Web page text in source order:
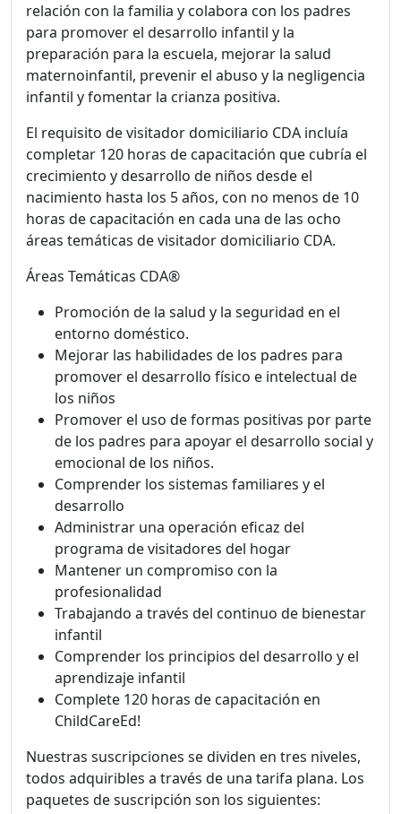
relación con la familia y colabora con los padres
para promover el desarrollo infantil y la
preparación para la escuela, mejorar la salud
maternoinfantil, prevenir el abuso y la negligencia
infantil y fomentar la crianza positiva.
El requisito de visitador domiciliario CDA incluía
completar 120 horas de capacitación que cubría el
crecimiento y desarrollo de niños desde el
nacimiento hasta los 5 años, con no menos de 10
horas de capacitación en cada una de las ocho
áreas temáticas de visitador domiciliario CDA.
Áreas Temáticas CDA®
Promoción de la salud y la seguridad en el
entorno doméstico.
Mejorar las habilidades de los padres para
promover el desarrollo físico e intelectual de
los niños
Promover el uso de formas positivas por parte
de los padres para apoyar el desarrollo social y
emocional de los niños.
Comprender los sistemas familiares y el
desarrollo
Administrar una operación eficaz del
programa de visitadores del hogar
Mantener un compromiso con la
profesionalidad
Trabajando a través del continuo de bienestar
infantil
Comprender los principios del desarrollo y el
aprendizaje infantil
Complete 120 horas de capacitación en
ChildCareEd!
Nuestras suscripciones se dividen en tres niveles,
todos adquiribles a través de una tarifa plana. Los
paquetes de suscripción son los siguientes: